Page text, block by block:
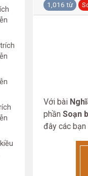
1,016 từ
Với bài
phần Soạn
đây các bạn